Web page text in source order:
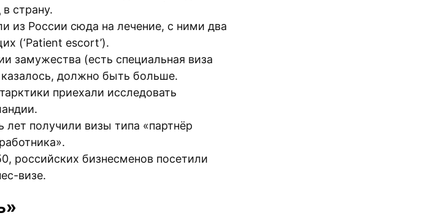
страну.
из России сюда на лечение, с ними два
(‘Patient escort’).
замужества (есть специальная виза
должно быть больше.
приехали исследовать
лет получили визы типа «партнёр
российских бизнесменов посетили
визе.